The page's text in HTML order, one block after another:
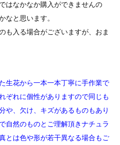
はなかなか購入ができませんの
なと思います。
も入る場合がございますが、おま
生花から一本一本丁寧に手作業で
ぞれに個性がありますので同じも
や、欠け、キズがあるものもあり
自然のものとご理解頂きナチュラ
とは色や形が若干異なる場合もご